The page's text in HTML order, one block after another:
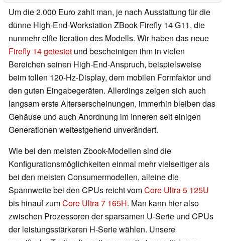
Um die 2.000 Euro zahlt man, je nach Ausstattung für die
dünne High-End-Workstation ZBook Firefly 14 G11, die
nunmehr elfte Iteration des Modells. Wir haben das neue
Firefly 14 getestet und bescheinigen ihm in vielen
Bereichen seinen High-End-Anspruch, beispielsweise
beim tollen 120-Hz-Display, dem mobilen Formfaktor und
den guten Eingabegeräten. Allerdings zeigen sich auch
langsam erste Alterserscheinungen, immerhin bleiben das
Gehäuse und auch Anordnung im Inneren seit einigen
Generationen weitestgehend unverändert.
Wie bei den meisten Zbook-Modellen sind die
Konfigurationsmöglichkeiten einmal mehr vielseitiger als
bei den meisten Consumermodellen, alleine die
Spannweite bei den CPUs reicht vomCore Ultra 5 125U
bis hinauf zumCore Ultra 7 165H. Man kann hier also
zwischen Prozessoren der sparsamen U-Serie und CPUs
der leistungsstärkeren H-Serie wählen. Unsere